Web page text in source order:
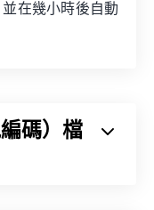
在幾小時後自動
碼）檔